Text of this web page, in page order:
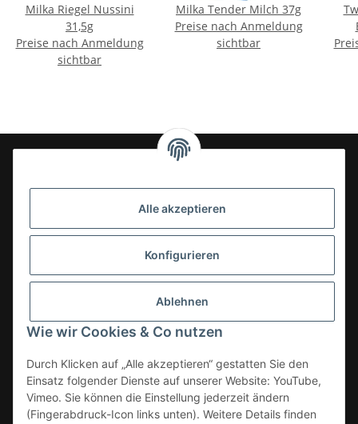
Alle akzeptieren
Konfigurieren
Ablehnen
Wie wir Cookies & Co nutzen
Durch Klicken auf „Alle akzeptieren“ gestatten Sie den
Einsatz folgender Dienste auf unserer Website: YouTube,
Vimeo. Sie können die Einstellung jederzeit ändern
(Fingerabdruck-Icon links unten). Weitere Details finden
Milka Riegel Nussini
31,5g
Preise nach Anmeldung
sichtbar
Milka Tender Milch 37g
Preise nach Anmeldung
sichtbar
24-7en Kioskbedarf GmbH
- Sezer Kahveci & Cengiz Inci
33142 Büren, Deutschland
Kategorien
Informationen